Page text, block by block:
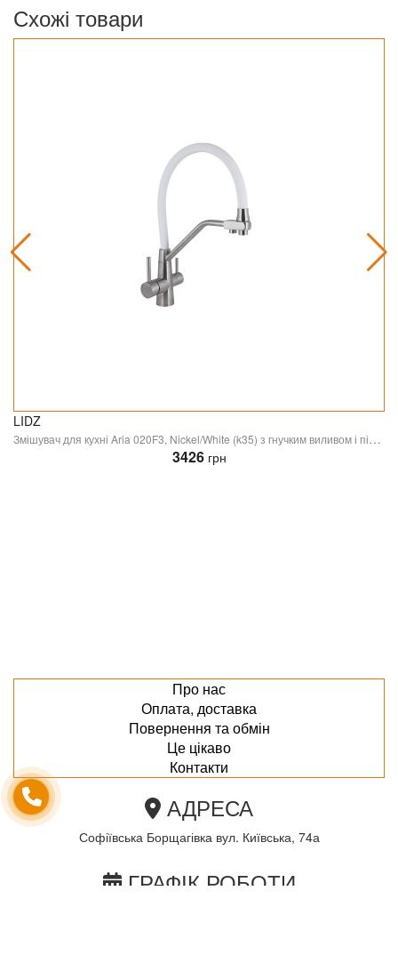
Схожі товари
LIDZ
Змішувач для кухні Aria 020F3, Nickel/White (k35) з гнучким виливом і підключенням для питної води LDARI020F3WNK39480 Lidz
3426грн
Про нас
Оплата, доставка
Повернення та обмін
Це цікаво
Контакти
АДРЕСА
Софіївська Борщагівка вул. Київська, 74а
ГРАФІК РОБОТИ